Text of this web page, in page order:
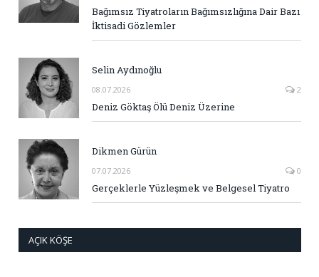
Bağımsız Tiyatroların Bağımsızlığına Dair Bazı
İktisadi Gözlemler
Selin Aydınoğlu
08.07.2026 2
Deniz Göktaş Ölü Deniz Üzerine
Dikmen Gürün
07.07.2026 0
Gerçeklerle Yüzleşmek ve Belgesel Tiyatro
AÇIK KÖŞE